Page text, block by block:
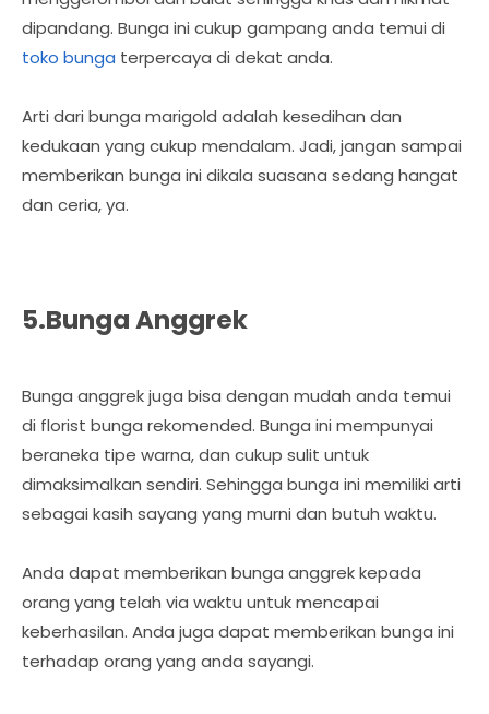
dipandang. Bunga ini cukup gampang anda temui di
toko bunga terpercaya di dekat anda.
Arti dari bunga marigold adalah kesedihan dan
kedukaan yang cukup mendalam. Jadi, jangan sampai
memberikan bunga ini dikala suasana sedang hangat
dan ceria, ya.
5.Bunga Anggrek
Bunga anggrek juga bisa dengan mudah anda temui
di florist bunga rekomended. Bunga ini mempunyai
beraneka tipe warna, dan cukup sulit untuk
dimaksimalkan sendiri. Sehingga bunga ini memiliki arti
sebagai kasih sayang yang murni dan butuh waktu.
Anda dapat memberikan bunga anggrek kepada
orang yang telah via waktu untuk mencapai
keberhasilan. Anda juga dapat memberikan bunga ini
terhadap orang yang anda sayangi.